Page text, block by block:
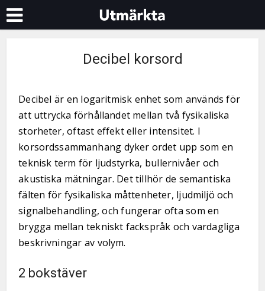
Decibel korsord
Decibel är en logaritmisk enhet som används för
att uttrycka förhållandet mellan två fysikaliska
storheter, oftast effekt eller intensitet. I
korsordssammanhang dyker ordet upp som en
teknisk term för ljudstyrka, bullernivåer och
akustiska mätningar. Det tillhör de semantiska
fälten för fysikaliska måttenheter, ljudmiljö och
signalbehandling, och fungerar ofta som en
brygga mellan tekniskt fackspråk och vardagliga
beskrivningar av volym.
2 bokstäver